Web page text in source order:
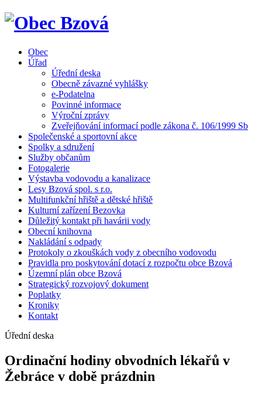
Obec
Úřad
Úřední deska
Obecně závazné vyhlášky
e-Podatelna
Povinné informace
Výroční zprávy
Zveřejňování informací podle zákona č. 106/1999 Sb
Společenské a sportovní akce
Spolky a sdružení
Služby občanům
Fotogalerie
Výstavba vodovodu a kanalizace
Lesy Bzová spol. s r.o.
Multifunkční hřiště a dětské hřiště
Kulturní zařízení Bezovka
Důležitý kontakt při havárii vody
Obecní knihovna
Nakládání s odpady
Protokoly o zkouškách vody z obecního vodovodu
Pravidla pro poskytování dotací z rozpočtu obce Bzová
Územní plán obce Bzová
Strategický rozvojový dokument
Poplatky
Kroniky
Kontakt
Úřední deska
Ordinační hodiny obvodních lékařů v
Žebráce v době prázdnin